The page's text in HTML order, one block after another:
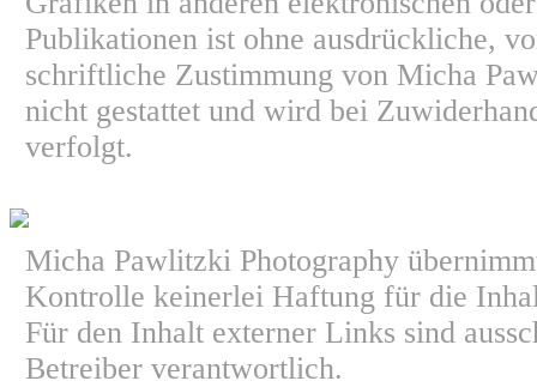
Publikationen ist ohne ausdrückliche,
schriftliche Zustimmung von Micha
nicht gestattet und wird bei
verfolgt.
Micha Pawlitzki Photography
Kontrolle keinerlei Haftung für die
Für den Inhalt externer Links sind
Betreiber verantwortlich.